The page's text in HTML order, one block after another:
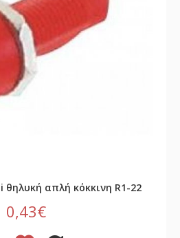
απλή κόκκινη R1-22
0,43€